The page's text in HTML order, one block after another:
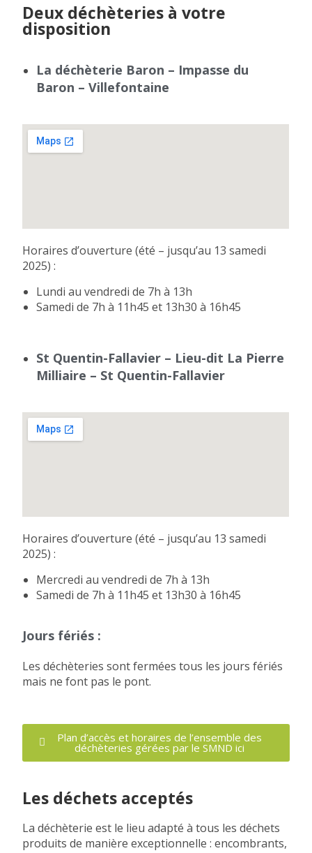
Deux déchèteries à votre
disposition
La déchèterie Baron – Impasse du
Baron – Villefontaine
Horaires d’ouverture (été – jusqu’au 13 samedi
2025) :
Lundi au vendredi de 7h à 13h
Samedi de 7h à 11h45 et 13h30 à 16h45
St Quentin-Fallavier – Lieu-dit La Pierre
Milliaire – St Quentin-Fallavier
Horaires d’ouverture (été – jusqu’au 13 samedi
2025) :
Mercredi au vendredi de 7h à 13h
Samedi de 7h à 11h45 et 13h30 à 16h45
Jours fériés :
Les déchèteries sont fermées tous les jours fériés
mais ne font pas le pont.
Plan d’accès et horaires de l’ensemble des
déchèteries gérées par le SMND ici
Les déchets acceptés
La déchèterie est le lieu adapté à tous les déchets
produits de manière exceptionnelle : encombrants,